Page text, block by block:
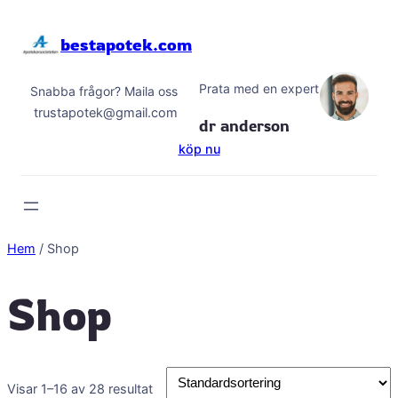
bestapotek.com
Snabba frågor? Maila oss
trustapotek@gmail.com
Prata med en expert
dr anderson
köp nu
Hem / Shop
Shop
Visar 1–16 av 28 resultat